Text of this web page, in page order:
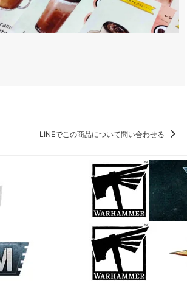
LINEでこの商品について問い合わせる